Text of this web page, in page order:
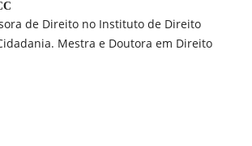
de Direito no Instituto de Direito
Mestra e Doutora em Direito